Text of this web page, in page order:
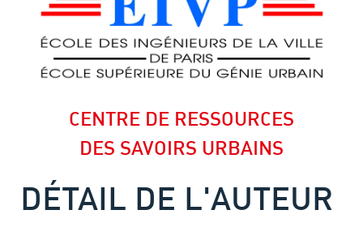
CENTRE DE RESSOURCES
DES SAVOIRS URBAINS
DÉTAIL DE L'AUTEUR